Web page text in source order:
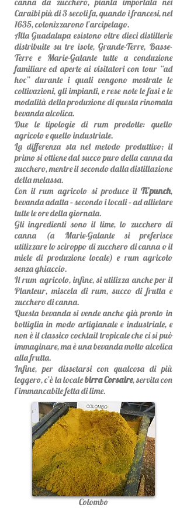
Caraibi più di 3 secoli fa, quando i francesi, nel
1635, colonizzarono l’arcipelago.
Alla Guadalupa esistono oltre dieci distillerie
distribuite su tre isole, Grande-Terre, Basse-
Terre e Marie-Galante tutte a conduzione
familiare ed aperte ai visitatori con tour “ad
hoc” durante i quali vengono mostrate le
coltivazioni, gli impianti, e rese note le fasi e le
modalità della produzione di questa rinomata
bevanda alcolica.
Due le tipologie di rum prodotte: quello
agricolo e quello industriale.
La differenza sta nel metodo produttivo; il
primo si ottiene dal succo puro della canna da
zucchero, mentre il secondo dalla distillazione
della melassa.
Con il rum agricolo si produce il Ti’punch,
bevanda adatta – secondo i locali – ad allietare
tutte le ore della giornata.
Gli ingredienti sono il lime, lo zucchero di
canna (a Marie-Galante si preferisce
utilizzare lo sciroppo di zucchero di canna o il
miele di produzione locale) e rum agricolo
senza ghiaccio.
Il rum agricolo, infine, si utilizza anche per il
Planteur, miscela di rum, succo di frutta e
zucchero di canna.
Questa bevanda si vende anche già pronto in
bottiglia in modo artigianale e industriale, e
non è il classico cocktail tropicale che ci si può
immaginare, ma è una bevanda molto alcolica
alla frutta.
Infine, per dissetarsi con qualcosa di più
leggero, c’è la localebirra Corsaire, servita con
l’immancabile fetta di lime.
Colombo